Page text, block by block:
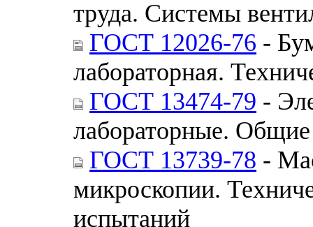
труда. Системы
ГОСТ 12026-76 -
лабораторная.
ГОСТ 13474-79 -
лабораторные. Общие
ГОСТ 13739-78 -
микроскопии.
испытаний